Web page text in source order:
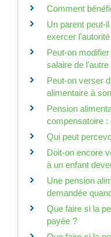
Comment
Un parent peut-
exercer
Peut-on
salaire de
Peut-on verser
alimentaire à
Pension
compensatoire :
Qui peut
Doit-on encore
à un enfant
Une pension
demandée
Que faire si la
payée ?